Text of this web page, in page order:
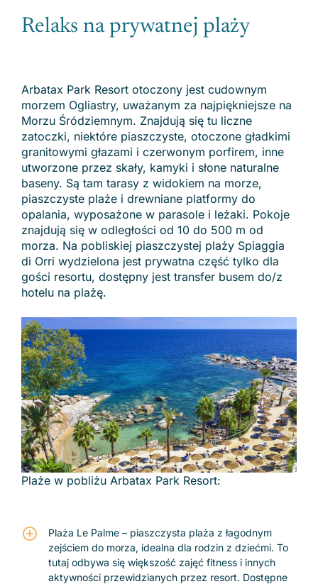
Relaks na prywatnej plaży
Arbatax Park Resort otoczony jest cudownym
morzem Ogliastry, uważanym za najpiękniejsze na
Morzu Śródziemnym. Znajdują się tu liczne
zatoczki, niektóre piaszczyste, otoczone gładkimi
granitowymi głazami i czerwonym porfirem, inne
utworzone przez skały, kamyki i słone naturalne
baseny. Są tam tarasy z widokiem na morze,
piaszczyste plaże i drewniane platformy do
opalania, wyposażone w parasole i leżaki. Pokoje
znajdują się w odległości od 10 do 500 m od
morza. Na pobliskiej piaszczystej plaży Spiaggia
di Orri wydzielona jest prywatna część tylko dla
gości resortu, dostępny jest transfer busem do/z
hotelu na plażę.
Plaże w pobliżu Arbatax Park Resort:
Plaża Le Palme – piaszczysta plaża z łagodnym
zejściem do morza, idealna dla rodzin z dziećmi. To
tutaj odbywa się większość zajęć fitness i innych
aktywności przewidzianych przez resort. Dostępne